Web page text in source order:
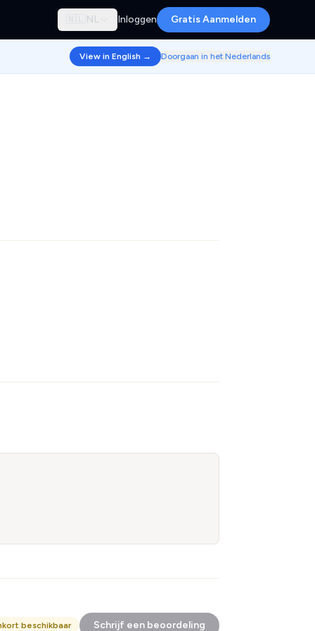
🇳🇱 NL Inloggen Gratis Aanmelden
View in English → Doorgaan in het Nederlands
beschikbaar Schrijf een beoordeling